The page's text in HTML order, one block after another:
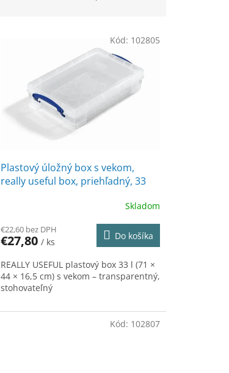
Plastový úložný box s vekom,
really useful box, priehľadný, 33
Skladom
€22,60 bez DPH
€27,80 / ks
Do košíka
REALLY USEFUL plastový box 33 l (71 ×
44 × 16,5 cm) s vekom – transparentný,
stohovateľný
Kód: 102805
Kód: 102807